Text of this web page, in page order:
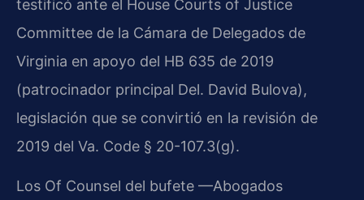
testificó ante el House Courts of Justice
Committee de la Cámara de Delegados de
Virginia en apoyo del HB 635 de 2019
(patrocinador principal Del. David Bulova),
legislación que se convirtió en la revisión de
2019 del Va. Code § 20-107.3(g).
Los Of Counsel del bufete —Abogados